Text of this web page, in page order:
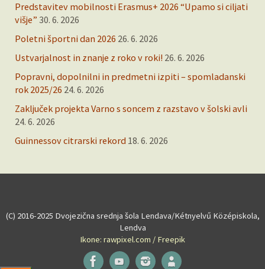
Predstavitev mobilnosti Erasmus+ 2026 “Upamo si ciljati
višje” 30. 6. 2026
Poletni športni dan 2026 26. 6. 2026
Ustvarjalnost in znanje z roko v roki! 26. 6. 2026
Popravni, dopolnilni in predmetni izpiti – spomladanski
rok 2025/26 24. 6. 2026
Zaključek projekta Varno s soncem z razstavo v šolski avli
24. 6. 2026
Guinnessov citrarski rekord 18. 6. 2026
(C) 2016-2025 Dvojezična srednja šola Lendava/Kétnyelvű Középiskola,
Lendva
Ikone: rawpixel.com / Freepik